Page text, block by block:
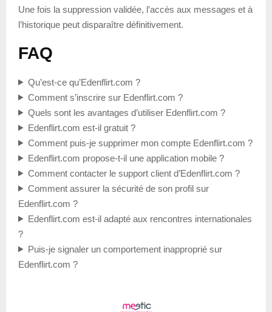
Une fois la suppression validée, l’accès aux messages et à
l’historique peut disparaître définitivement.
FAQ
Qu’est-ce qu’Edenflirt.com ?
Comment s’inscrire sur Edenflirt.com ?
Quels sont les avantages d’utiliser Edenflirt.com ?
Edenflirt.com est-il gratuit ?
Comment puis-je supprimer mon compte Edenflirt.com ?
Edenflirt.com propose-t-il une application mobile ?
Comment contacter le support client d’Edenflirt.com ?
Comment assurer la sécurité de son profil sur
Edenflirt.com ?
Edenflirt.com est-il adapté aux rencontres internationales
?
Puis-je signaler un comportement inapproprié sur
Edenflirt.com ?